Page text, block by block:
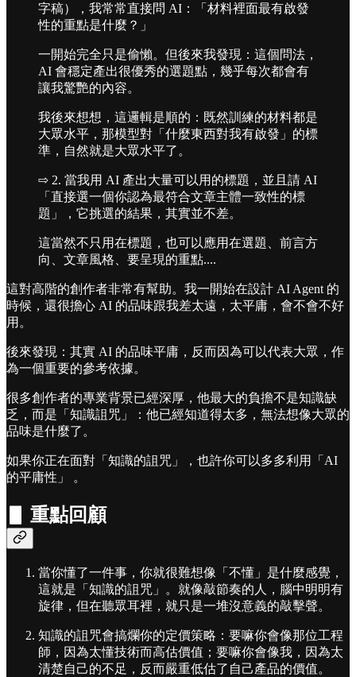
字稿），我常常直接問 AI：「材料裡面最有啟發
性的重點是什麼？」
一開始完全只是偷懶。但後來我發現：這個問法，
AI 會穩定產出很優秀的選題點，幾乎每次都會有
讓我驚艷的內容。
我後來想想，這邏輯是順的：既然訓練的材料都是
大眾水平，那模型對「什麼東西對我有啟發」的標
準，自然就是大眾水平了。
⇨ 2. 當我用 AI 產出大量可以用的標題，並且請 AI
「直接選一個你認為最符合文章主體一致性的標
題」，它挑選的結果，其實並不差。
這當然不只用在標題，也可以應用在選題、前言方
向、文章風格、要呈現的重點....
這對高階的創作者非常有幫助。我一開始在設計 AI Agent 的
時候，還很擔心 AI 的品味跟我差太遠，太平庸，會不會不好
用。
後來發現：其實 AI 的品味平庸，反而因為可以代表大眾，作
為一個重要的參考依據。
很多創作者的專業背景已經深厚，他最大的負擔不是知識缺
乏，而是「知識詛咒」：他已經知道得太多，無法想像大眾的
品味是什麼了。
如果你正在面對「知識的詛咒」，也許你可以多多利用「AI
的平庸性」 。
▋ 重點回顧
當你懂了一件事，你就很難想像「不懂」是什麼感覺，
這就是「知識的詛咒」。就像敲節奏的人，腦中明明有
旋律，但在聽眾耳裡，就只是一堆沒意義的敲擊聲。
知識的詛咒會搞爛你的定價策略：要嘛你會像那位工程
師，因為太懂技術而高估價值；要嘛你會像我，因為太
清楚自己的不足，反而嚴重低估了自己產品的價值。